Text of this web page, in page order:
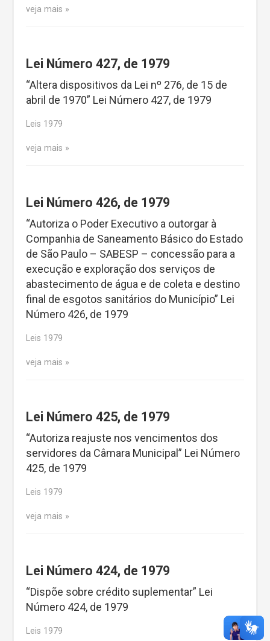
veja mais
Lei Número 427, de 1979
“Altera dispositivos da Lei nº 276, de 15 de
abril de 1970” Lei Número 427, de 1979
Leis 1979
veja mais
Lei Número 426, de 1979
“Autoriza o Poder Executivo a outorgar à
Companhia de Saneamento Básico do Estado
de São Paulo – SABESP – concessão para a
execução e exploração dos serviços de
abastecimento de água e de coleta e destino
final de esgotos sanitários do Município” Lei
Número 426, de 1979
Leis 1979
veja mais
Lei Número 425, de 1979
“Autoriza reajuste nos vencimentos dos
servidores da Câmara Municipal” Lei Número
425, de 1979
Leis 1979
veja mais
Lei Número 424, de 1979
“Dispõe sobre crédito suplementar” Lei
Número 424, de 1979
Leis 1979